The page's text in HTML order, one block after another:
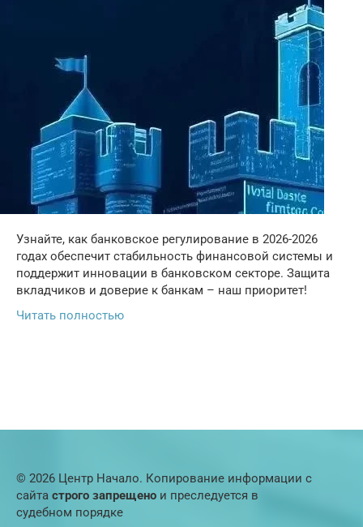
Узнайте, как банковское регулирование в 2026-2026
годах обеспечит стабильность финансовой системы и
поддержит инновации в банковском секторе. Защита
вкладчиков и доверие к банкам – наш приоритет!
Читать полностью
© 2026 Центр Начало. Копирование информации с
сайта строго запрещено и преследуется в
судебном порядке